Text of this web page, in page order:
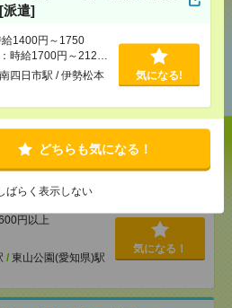
派遣]
1400円～1750
時給1700円～2125
時給1500円～1875
四日市駅 / 伊勢松本
気になる!
どちらも気になる！
ばらく表示しない
歴からの
め
ばあちゃんのお散歩付き添
円以上
/ 東山公園(愛知県)駅
気になる！